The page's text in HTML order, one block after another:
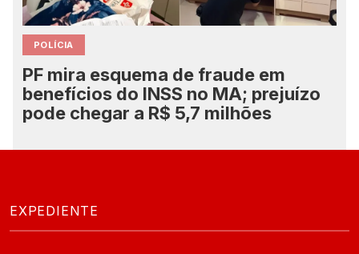
POLÍCIA
PF mira esquema de fraude em
benefícios do INSS no MA; prejuízo
pode chegar a R$ 5,7 milhões
EXPEDIENTE